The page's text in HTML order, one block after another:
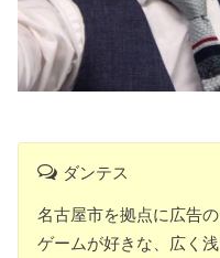
ダンテス
名古屋市を拠点に広告
ゲームが好きな、広く